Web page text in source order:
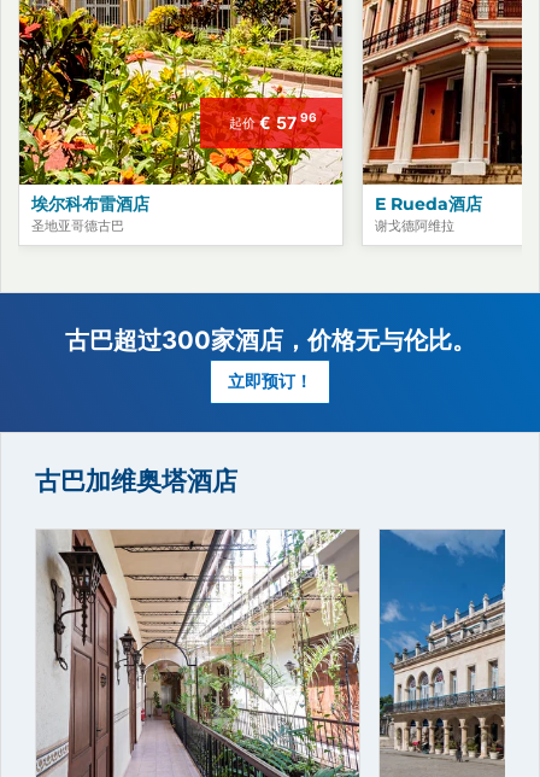
埃尔科布雷酒店
圣地亚哥德古巴
起价 €57 96
E Rueda酒店
谢戈德阿维拉
古巴超过300家酒店，价格无与
古巴加维奥塔酒店